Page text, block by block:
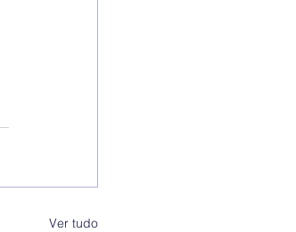
Ver tudo